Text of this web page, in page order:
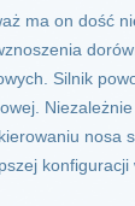
ma on dość
Silnik
nosa